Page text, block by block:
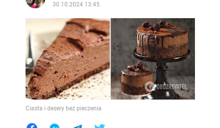
30.10.2024 13:45
Ciasta i desery bez pieczenia